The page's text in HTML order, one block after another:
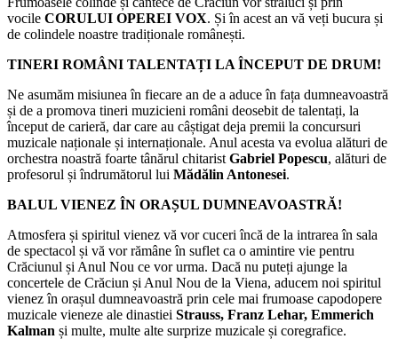
vocile CORULUI OPEREI VOX. Și în acest an vă veți bucura și
de colindele noastre tradiționale românești.
TINERI ROMÂNI TALENTAȚI LA ÎNCEPUT DE DRUM!
Ne asumăm misiunea în fiecare an de a aduce în fața dumneavoastră
și de a promova tineri muzicieni români deosebit de talentați, la
început de carieră, dar care au câștigat deja premii la concursuri
muzicale naționale și internaționale. Anul acesta va evolua alături de
orchestra noastră foarte tânărul chitarist Gabriel Popescu, alături de
profesorul și îndrumătorul lui Mădălin Antonesei.
BALUL VIENEZ ÎN ORAȘUL DUMNEAVOASTRĂ!
Atmosfera și spiritul vienez vă vor cuceri încă de la intrarea în sala
de spectacol și vă vor rămâne în suflet ca o amintire vie pentru
Crăciunul și Anul Nou ce vor urma. Dacă nu puteți ajunge la
concertele de Crăciun și Anul Nou de la Viena, aducem noi spiritul
vienez în orașul dumneavoastră prin cele mai frumoase capodopere
muzicale vieneze ale dinastiei Strauss, Franz Lehar, Emmerich
Kalman și multe, multe alte surprize muzicale și coregrafice.